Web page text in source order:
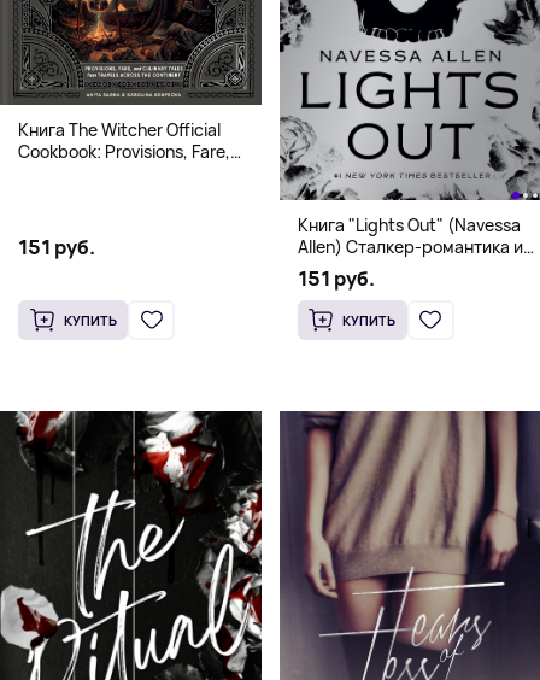
Книга The Witcher Official
Cookbook: Provisions, Fare,
151 руб.
КУПИТЬ
Книга "Lights Out" (Navessa
Allen) Сталкер-романтика и
человек в маске (18+)
151 руб.
КУПИТЬ